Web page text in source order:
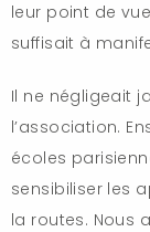
leur point de
suffisait à
Il ne négligeait
l’association.
écoles
sensibiliser les
la routes. Nous